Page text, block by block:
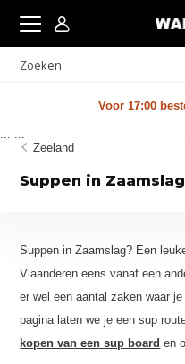
Voor 17:00
Zeeland
Suppen in
Suppen in Zaamslag? Een
Vlaanderen eens vanaf een
er wel een aantal zaken waar
pagina laten we je een sup
kopen van een sup board en
... ...